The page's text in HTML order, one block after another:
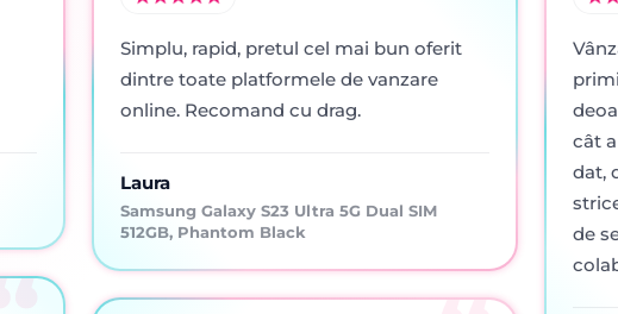
Simplu, rapid, pretul cel mai bun oferit
dintre toate platformele de vanzare
online. Recomand cu drag.
Laura
Samsung Galaxy S23 Ultra 5G Dual SIM
512GB, Phantom Black
cât
dat,
de